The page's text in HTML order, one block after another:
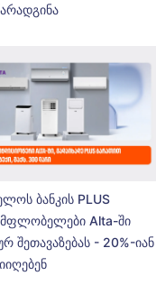
ბანკის PLUS
მფლობელები Alta-ში
შეთავაზებას - 20%-იან